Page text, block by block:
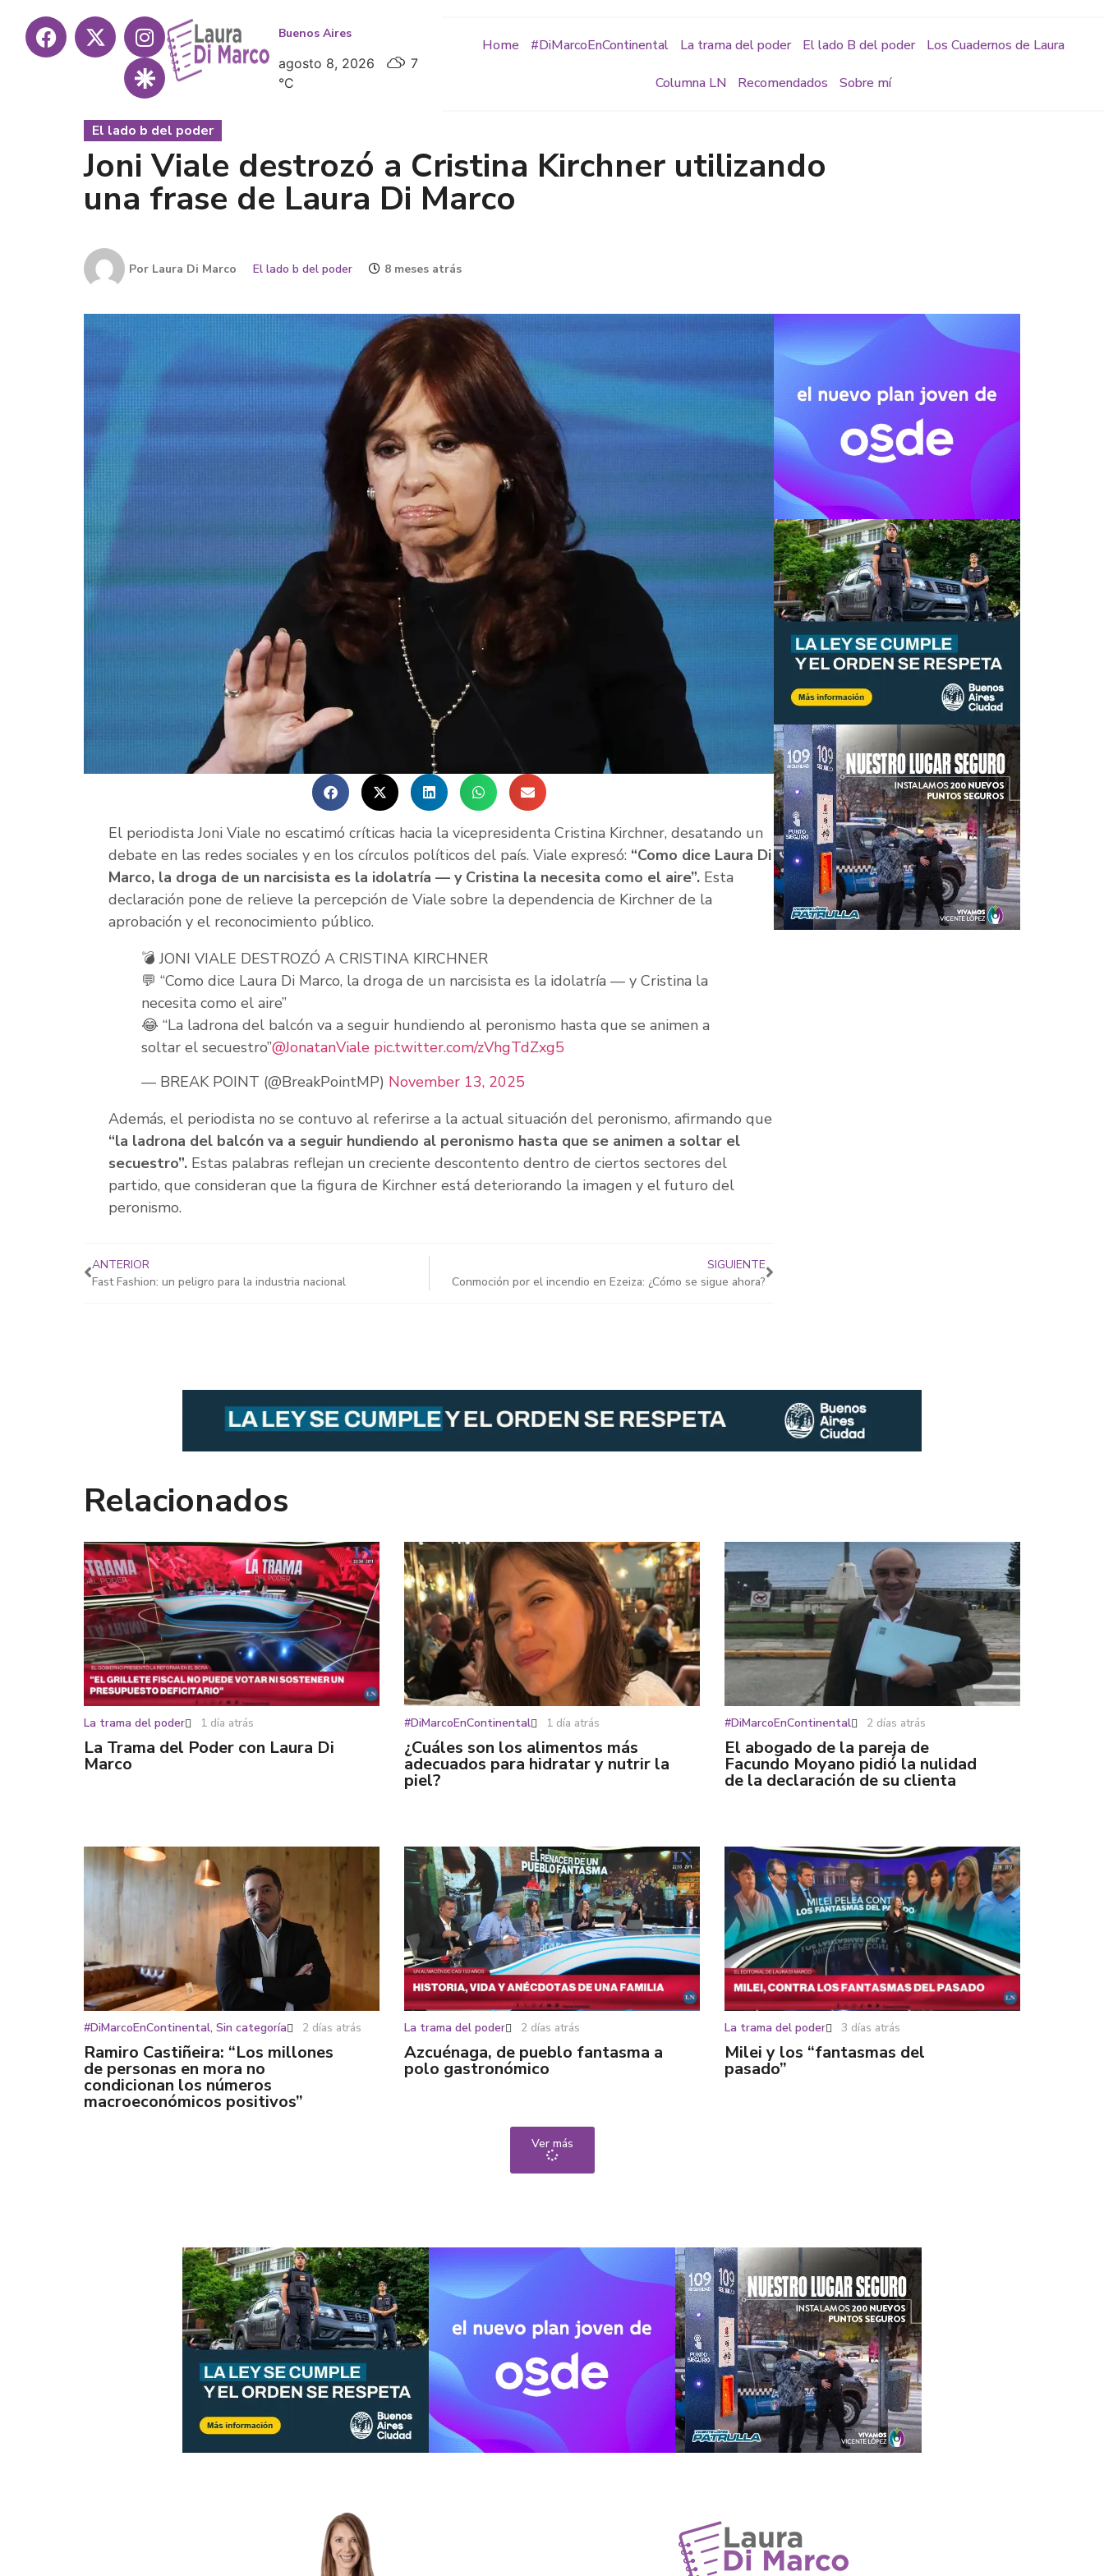
Buenos Aires
agosto 8, 2026
7
°C
Home #DiMarcoEnContinental La trama del poder El lado B del poder Los Cuadernos de Laura
Columna LN Recomendados Sobre mí
El lado b del poder
Joni Viale destrozó a Cristina Kirchner utilizando
una frase de Laura Di Marco
Por Laura Di Marco El lado b del poder 8 meses atrás
El periodista Joni Viale no escatimó críticas hacia la vicepresidenta Cristina Kirchner, desatando un
debate en las redes sociales y en los círculos políticos del país. Viale expresó: “Como dice Laura Di
Marco, la droga de un narcisista es la idolatría — y Cristina la necesita como el aire”. Esta
declaración pone de relieve la percepción de Viale sobre la dependencia de Kirchner de la
aprobación y el reconocimiento público.
💣 JONI VIALE DESTROZÓ A CRISTINA KIRCHNER
💬 “Como dice Laura Di Marco, la droga de un narcisista es la idolatría — y Cristina la
necesita como el aire”
😂 “La ladrona del balcón va a seguir hundiendo al peronismo hasta que se animen a
soltar el secuestro”@JonatanViale pic.twitter.com/zVhgTdZxg5
— BREAK POINT (@BreakPointMP) November 13, 2025
Además, el periodista no se contuvo al referirse a la actual situación del peronismo, afirmando que
“la ladrona del balcón va a seguir hundiendo al peronismo hasta que se animen a soltar el
secuestro”. Estas palabras reflejan un creciente descontento dentro de ciertos sectores del
partido, que consideran que la figura de Kirchner está deteriorando la imagen y el futuro del
peronismo.
ANTERIOR
Fast Fashion: un peligro para la industria nacional
SIGUIENTE
Conmoción por el incendio en Ezeiza: ¿Cómo se sigue ahora?
Relacionados
La trama del poder 1 día atrás
La Trama del Poder con Laura Di
Marco
#DiMarcoEnContinental 1 día atrás
¿Cuáles son los alimentos más
adecuados para hidratar y nutrir la
piel?
#DiMarcoEnContinental 2 días atrás
El abogado de la pareja de
Facundo Moyano pidió la nulidad
de la declaración de su clienta
#DiMarcoEnContinental, Sin categoría 2 días atrás
Ramiro Castiñeira: “Los millones
de personas en mora no
condicionan los números
macroeconómicos positivos”
La trama del poder 2 días atrás
Azcuénaga, de pueblo fantasma a
polo gastronómico
La trama del poder 3 días atrás
Milei y los “fantasmas del
pasado”
Ver más